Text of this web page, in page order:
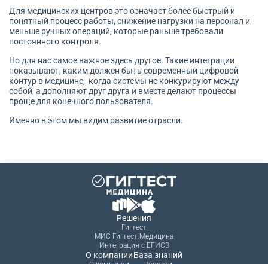
Для медицинских центров это означает более быстрый и
понятный процесс работы, снижение нагрузки на персонал и
меньше ручных операций, которые раньше требовали
постоянного контроля.
Но для нас самое важное здесь другое. Такие интеграции
показывают, каким должен быть современный цифровой
контур в медицине, когда системы не конкурируют между
собой, а дополняют друг друга и вместе делают процессы
проще для конечного пользователя.
Именно в этом мы видим развитие отрасли.
Решения
Гигтест
МИС Гигтест.Медицина
Интеграция с ЕГИСЗ
О компанииБаза знаний